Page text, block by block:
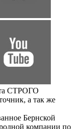
СТРОГО
а так же
Бернской
компании по